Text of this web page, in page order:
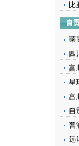
比
自
莱
四
富
星
富
自
普
远